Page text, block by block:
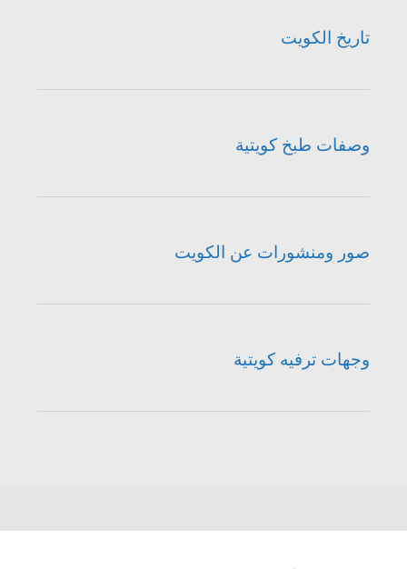
تاريخ الكويت
وصفات طبخ كويتية
صور ومنشورات عن الكويت
وجهات ترفيه كويتية